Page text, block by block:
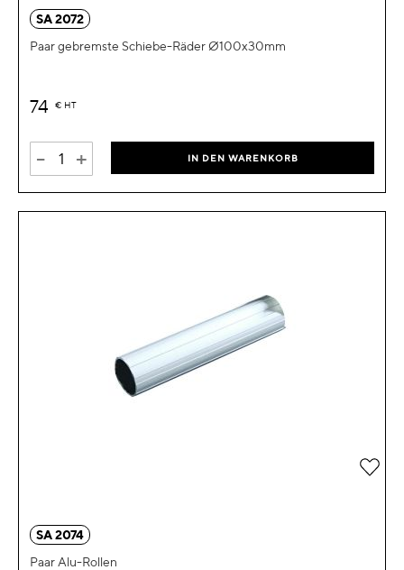
SA 2072
Paar gebremste Schiebe-Räder Ø100x30mm
74 € HT
- + IN DEN WARENKORB
SA 2074
Paar Alu-Rollen
Zur